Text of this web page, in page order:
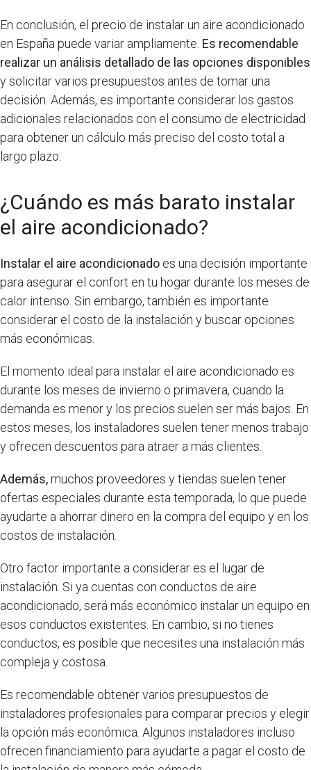
En conclusión, el precio de instalar un aire acondicionado
en España puede variar ampliamente. Es recomendable
realizar un análisis detallado de las opciones disponibles
y solicitar varios presupuestos antes de tomar una
decisión. Además, es importante considerar los gastos
adicionales relacionados con el consumo de electricidad
para obtener un cálculo más preciso del costo total a
largo plazo.
¿Cuándo es más barato instalar
el aire acondicionado?
Instalar el aire acondicionado es una decisión importante
para asegurar el confort en tu hogar durante los meses de
calor intenso. Sin embargo, también es importante
considerar el costo de la instalación y buscar opciones
más económicas.
El momento ideal para instalar el aire acondicionado es
durante los meses de invierno o primavera, cuando la
demanda es menor y los precios suelen ser más bajos. En
estos meses, los instaladores suelen tener menos trabajo
y ofrecen descuentos para atraer a más clientes.
Además,muchos proveedores y tiendas suelen tener
ofertas especiales durante esta temporada, lo que puede
ayudarte a ahorrar dinero en la compra del equipo y en los
costos de instalación.
Otro factor importante a considerar es el lugar de
instalación. Si ya cuentas con conductos de aire
acondicionado, será más económico instalar un equipo en
esos conductos existentes. En cambio, si no tienes
conductos, es posible que necesites una instalación más
compleja y costosa.
Es recomendable obtener varios presupuestos de
instaladores profesionales para comparar precios y elegir
la opción más económica. Algunos instaladores incluso
ofrecen financiamiento para ayudarte a pagar el costo de